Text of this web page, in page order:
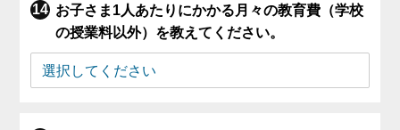
お子さま1人あたりにかかる月々の教育費（学校
の授業料以外）を教えてください。